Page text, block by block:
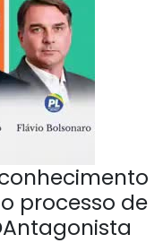
processo de